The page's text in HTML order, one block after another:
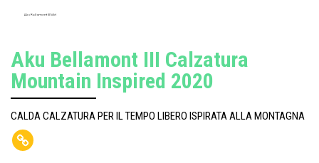
Aku Bellamont III Mid
Aku Bellamont III Calzatura
Mountain Inspired 2020
CALDA CALZATURA PER IL TEMPO LIBERO ISPIRATA ALLA MONTAGNA